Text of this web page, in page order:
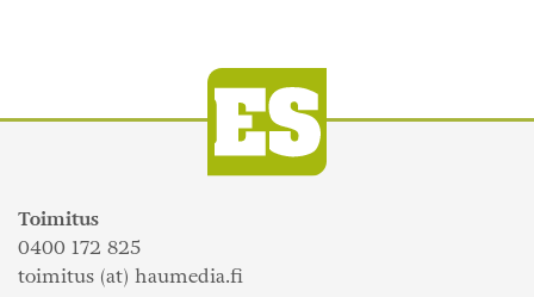
Toimitus
0400 172 825
toimitus (at) haumedia.fi